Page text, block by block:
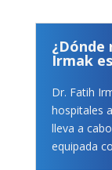
¿Dónde
Irmak
Dr. Fatih
hospitales
lleva a
equipada